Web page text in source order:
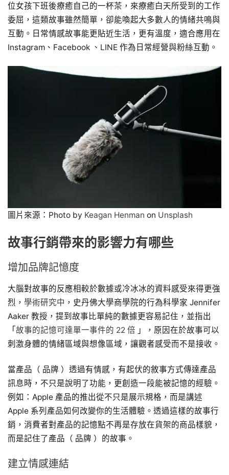
位女孩下班後療癒自己的一杯茶，來療癒白天所受到的工作
委屈，這類故事雖然簡單，卻能喚起大多數人的情緒共鳴與
互動。日常情感故事能更貼近生活，更有溫度，適合應用在
Instagram、Facebook 、LINE 作為日常經營與粉絲互動。
圖片來源：Photo by Keagan Henman on Unsplash
故事行銷帶來的影響力有哪些
增加品牌記憶度
大腦對故事的反應相較於數據或冷冰冰的資料感受來得更強
烈， 學術研究中 ，史丹佛大學商學院的行為科學家 Jennifer
Aaker 教授，提到故事比單純的數據更容易記住，並指出
「 故事的記憶可達單一事件的 22 倍 」，原因在於故事可以
刺激身體的情緒區域與想像區域，讓觀者感受而不是接收。
當產品（ 品牌 ）透過有情感，有起伏的敘事方式傳達產品
訊息時，不只是說明了功能，更創造一段能被記憶的經驗。
例如：Apple 產品的推出從不只是展示規格，而是講述
Apple 系列產品如何改變你的生活體驗。透過這樣的故事行
銷，消費者對產品的記憶點不再是存放在貨架的商品樣貌，
而是記住了產品（ 品牌 ）的故事。
建立情感連結